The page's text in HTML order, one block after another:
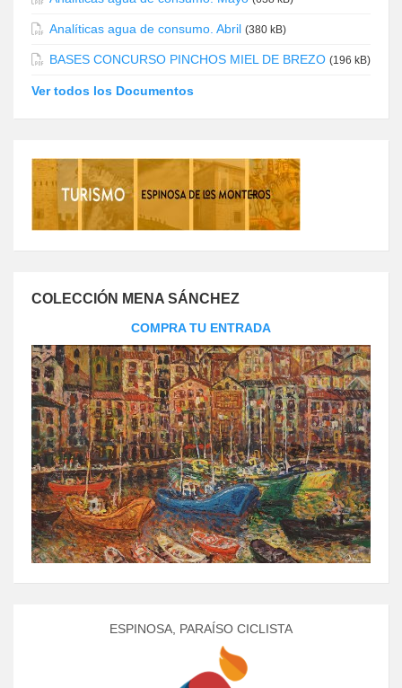
Analíticas agua de consumo. Abril (380 kB)
BASES CONCURSO PINCHOS MIEL DE BREZO (196 kB)
Ver todos los Documentos
COLECCIÓN MENA SÁNCHEZ
COMPRA TU ENTRADA
ESPINOSA, PARAÍSO CICLISTA